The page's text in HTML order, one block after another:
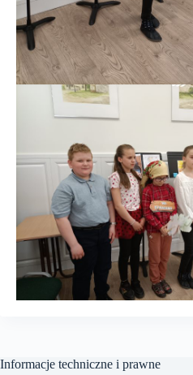
Informacje techniczne i prawne